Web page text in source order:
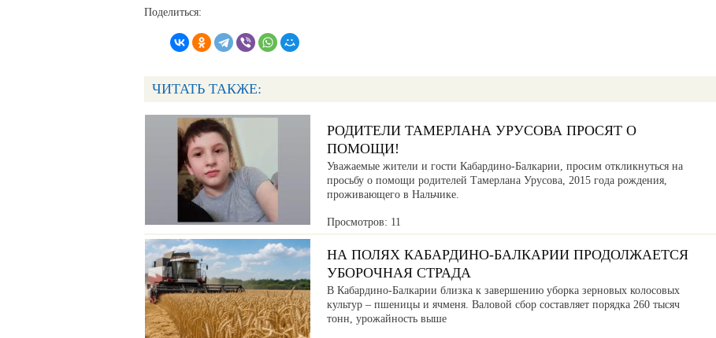
Поделиться:
ЧИТАТЬ ТАКЖЕ:
РОДИТЕЛИ ТАМЕРЛАНА УРУСОВА ПРОСЯТ О
ПОМОЩИ!
Уважаемые жители и гости Кабардино-Балкарии, просим откликнуться на
просьбу о помощи родителей Тамерлана Урусова, 2015 года рождения,
проживающего в Нальчике.
Просмотров: 11
НА ПОЛЯХ КАБАРДИНО-БАЛКАРИИ ПРОДОЛЖАЕТСЯ
УБОРОЧНАЯ СТРАДА
В Кабардино-Балкарии близка к завершению уборка зерновых колосовых
культур – пшеницы и ячменя. Валовой сбор составляет порядка 260 тысяч
тонн, урожайность выше